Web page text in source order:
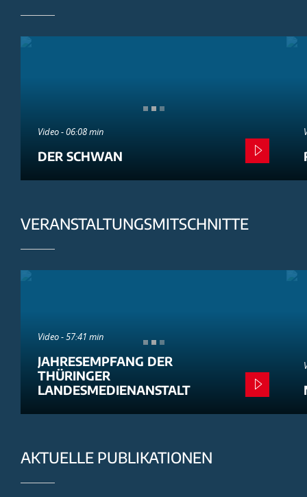
Video - 06:08 min
DER SCHWAN
VERANSTALTUNGSMITSCHNITTE
Video - 57:41 min
JAHRESEMPFANG DER
THÜRINGER
LANDESMEDIENANSTALT
AKTUELLE PUBLIKATIONEN